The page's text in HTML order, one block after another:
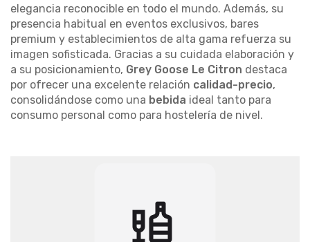
elegancia reconocible en todo el mundo. Además, su
presencia habitual en eventos exclusivos, bares
premium y establecimientos de alta gama refuerza su
imagen sofisticada. Gracias a su cuidada elaboración y
a su posicionamiento, Grey Goose Le Citron destaca
por ofrecer una excelente relación calidad-precio,
consolidándose como una bebida ideal tanto para
consumo personal como para hostelería de nivel.